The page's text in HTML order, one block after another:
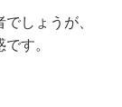
しょうが、
す。